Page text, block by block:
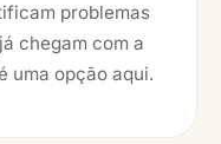
problemas
chegam com a
uma opção aqui.